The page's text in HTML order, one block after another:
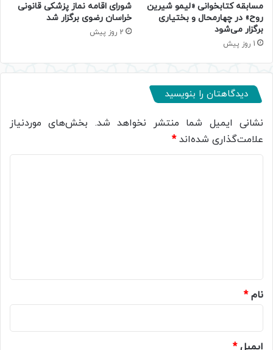
مسابقه کتابخوانی «لیمو شیرین
روح» در چهارمحال و بختیاری
برگزار می‌شود
1 روز پیش
شورای اقامه نماز پزشکی قانونی
خراسان رضوی برگزار شد
2 روز پیش
دیدگاهتان را بنویسید
نشانی ایمیل شما منتشر نخواهد شد. بخش‌های موردنیاز
علامت‌گذاری شده‌اند*
نام*
ایمیل*